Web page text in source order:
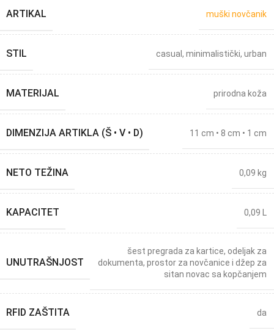
ARTIKAL muški novčanik
STIL casual , minimalistički, urban
MATERIJAL prirodna koža
DIMENZIJA ARTIKLA (Š • V • D) 11 cm • 8 cm • 1 cm
NETO TEŽINA 0,09 kg
KAPACITET 0,09 L
UNUTRAŠNJOST
šest pregrada za kartice, odeljak za
dokumenta, prostor za novčanice i džep za
sitan novac sa kopčanjem
RFID ZAŠTITA da